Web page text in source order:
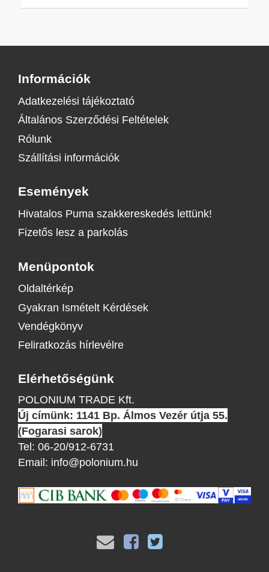
Információk
Adatkezelési tájékoztató
Általános Szerződési Feltételek
Rólunk
Szállítási információk
Események
Hivatalos Puma szakkereskedés lettünk!
Fizetős lesz a parkolás
Menüpontok
Oldaltérkép
Gyakran Ismételt Kérdések
Vendégkönyv
Feliratkozás hírlevélre
Elérhetőségünk
POLONIUM TRADE Kft.
Új címünk: 1141 Bp. Álmos Vezér útja 55.
(Fogarasi sarok)
Tel: 06-20/912-6731
Email: info@polonium.hu